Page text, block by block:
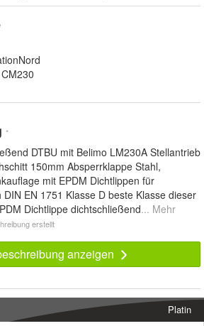
*
DTBU mit Belimo LM230A Stellantrieb
150mm Absperrklappe Stahl,
mit EPDM Dichtlippen für
EN 1751 Klasse D beste Klasse dieser
Dichtlippe dichtschließend... Mehr
erstellt
anzeigen
Platin